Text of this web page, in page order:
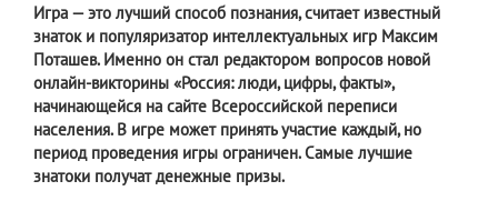
Игра — это лучший способ познания, считает известный
знаток и популяризатор интеллектуальных игр Максим
Поташев. Именно он стал редактором вопросов новой
онлайн-викторины «Россия: люди, цифры, факты»,
начинающейся на сайте Всероссийской переписи
населения. В игре может принять участие каждый, но
период проведения игры ограничен. Самые лучшие
знатоки получат денежные призы.